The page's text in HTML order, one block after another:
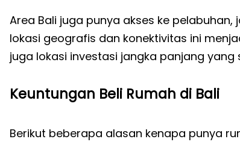
Area Bali juga punya akses ke
lokasi geografis dan konektivitas ini
juga lokasi investasi jangka panjang
Keuntungan Beli Rumah di Bali
Berikut beberapa alasan kenapa punya